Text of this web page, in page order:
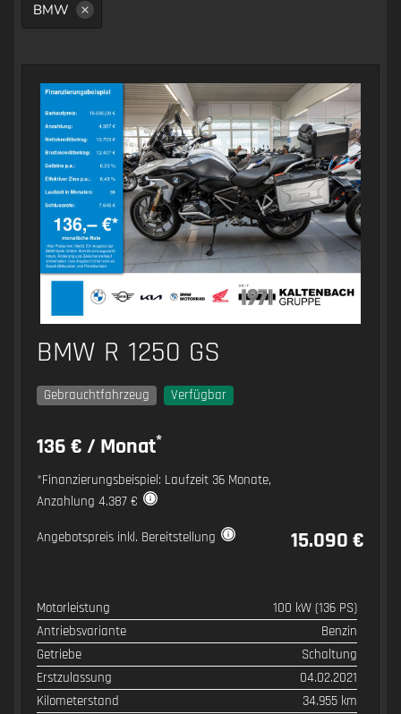
BMW
BMW R 1250 GS
Gebrauchtfahrzeug Verfügbar
136 € / Monat*
*Finanzierungsbeispiel: Laufzeit 36 Monate,
Anzahlung 4.387 €
Angebotspreis inkl. Bereitstellung 15.090 €
SPEZIFIKATION WERT
Motorleistung
100 kW (136 PS)
Antriebsvariante
Benzin
Getriebe
Schaltung
Erstzulassung
04.02.2021
Kilometerstand
34.955 km